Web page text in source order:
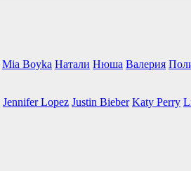
Mia Boyka Натали Нюша Валерия
Jennifer Lopez Justin Bieber Katy Perry